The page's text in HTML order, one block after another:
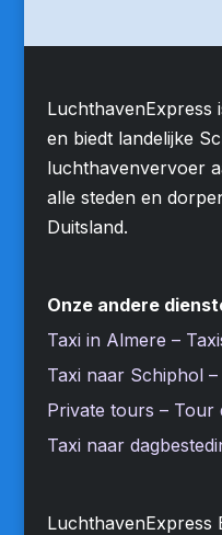
LuchthavenExpress
en biedt landelijke
luchthavenvervoer
alle steden en
Duitsland.
Onze andere
Taxi in Almere –
Taxi naar Schiphol
Private tours – Tour
Taxi naar
LuchthavenExpress